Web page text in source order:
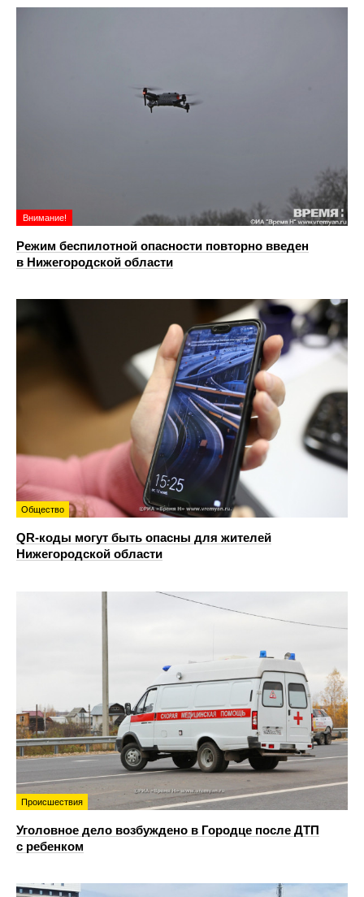
Внимание!
Режим беспилотной опасности повторно введен
в Нижегородской области
Общество
QR-коды могут быть опасны для жителей
Нижегородской области
Происшествия
Уголовное дело возбуждено в Городце после ДТП
с ребенком